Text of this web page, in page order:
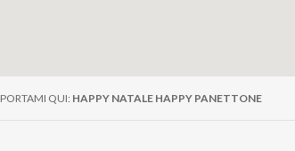
PORTAMI QUI: HAPPY NATALE HAPPY PANETTONE